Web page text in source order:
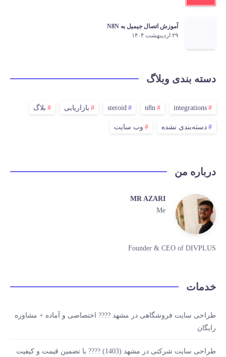
آموزش اتصال جیمیل به N8N
۲۹ اردیبهشت ۱۴۰۴
دسته بندی وبلاگ
integrations
n8n
steroid بازاریابی بلاگ
دسته‌بندی نشده وب سایت
درباره من
MR AZARI
Me
Founder & CEO of DIVPLUS
خدمات
طراحی سایت فروشگاهی در مشهد ???? اختصاصی و آماده + مشاوره
رایگان
طراحی سایت شرکتی در مشهد (1403) ???? با تضمین قیمت و کیفیت